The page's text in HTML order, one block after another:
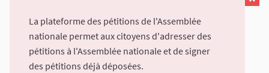
La plateforme des pétitions de l'Assemblée
nationale permet aux citoyens d'adresser des
pétitions à l'Assemblée nationale et de signer
des pétitions déjà déposées.